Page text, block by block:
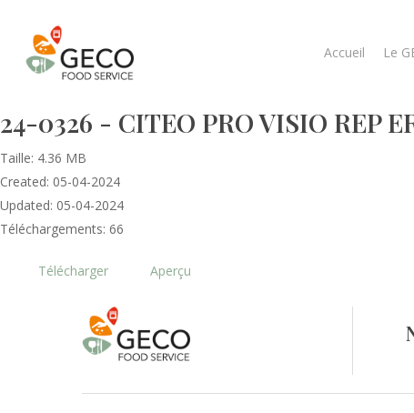
Accueil Le
24-0326 - CITEO PRO VISIO REP
Taille: 4.36 MB
Created: 05-04-2024
Updated: 05-04-2024
Téléchargements: 66
Télécharger Aperçu